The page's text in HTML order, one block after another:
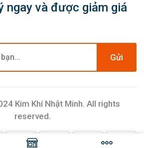
ngay và được giảm giá
Gửi
Kim Khí Nhật Minh. All rights
reserved.